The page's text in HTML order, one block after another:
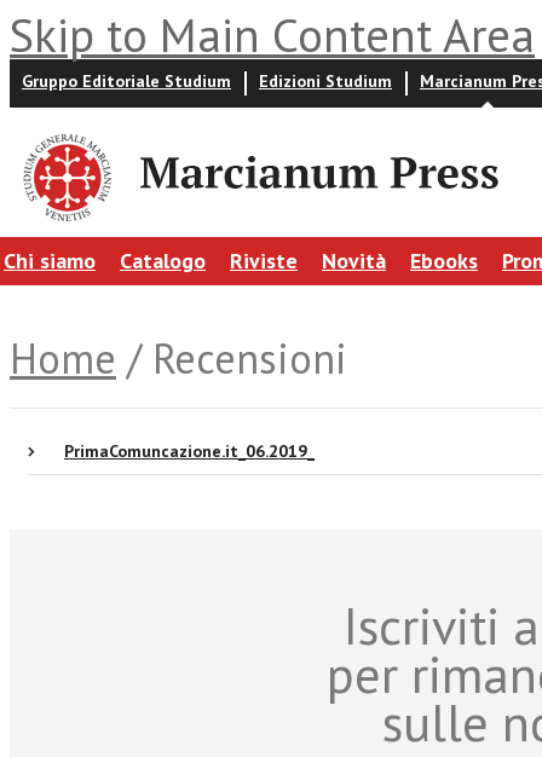
Skip to Main Content Area
Gruppo Editoriale Studium Edizioni Studium Marcianum
Chi siamo Catalogo Riviste Novità Ebooks
Home / Recensioni
PrimaComuncazione.it_06.2019_
Iscriviti
per
sulle